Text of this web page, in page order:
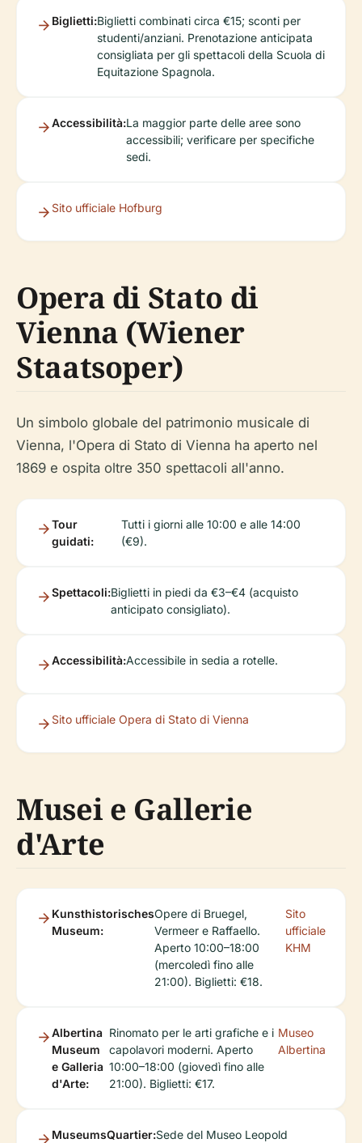
Biglietti:Biglietti combinati circa €15; sconti per
studenti/anziani. Prenotazione anticipata
consigliata per gli spettacoli della Scuola di
Equitazione Spagnola.
Accessibilità:La maggior parte delle aree sono
accessibili; verificare per specifiche
sedi.
Sito ufficiale Hofburg
Opera di Stato di
Vienna (Wiener
Staatsoper)
Un simbolo globale del patrimonio musicale di
Vienna, l'Opera di Stato di Vienna ha aperto nel
1869 e ospita oltre 350 spettacoli all'anno.
Tour
guidati:
Tutti i giorni alle 10:00 e alle 14:00
(€9).
Spettacoli:Biglietti in piedi da €3–€4 (acquisto
anticipato consigliato).
Accessibilità:Accessibile in sedia a rotelle.
Sito ufficiale Opera di Stato di Vienna
Musei e Gallerie
d'Arte
Kunsthistorisches
Museum:
Opere di Bruegel,
Vermeer e Raffaello.
Aperto 10:00–18:00
(mercoledì fino alle
21:00). Biglietti: €18.
Sito
ufficiale
KHM
Albertina
Museum
e Galleria
d'Arte:
Rinomato per le arti grafiche e i
capolavori moderni. Aperto
10:00–18:00 (giovedì fino alle
21:00). Biglietti: €17.
Museo
Albertina
MuseumsQuartier:Sede del Museo Leopold